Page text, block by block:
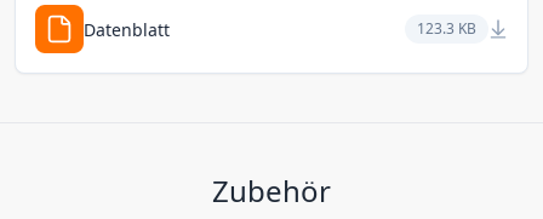
Datenblatt 123.3 KB
Zubehör